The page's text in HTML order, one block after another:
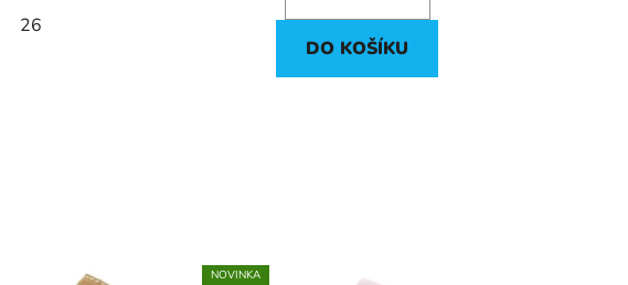
26
DO KOŠÍKU
NOVINKA